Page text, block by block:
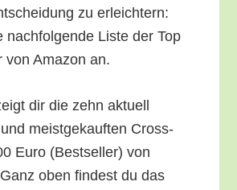
zu erleich­tern:
nach­fol­gen­de Lis­te der Top
von Ama­zon an.
dir die zehn aktu­ell
meist­ge­kauf­ten Cross­
Euro (Best­sel­ler) von
oben fin­dest du das